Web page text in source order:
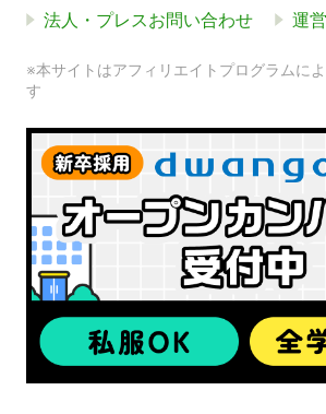
法人・プレスお問い合わせ 運
※本サイトはアフィリエイトプログラムに
す